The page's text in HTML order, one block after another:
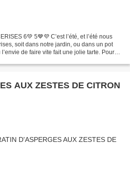
6💚 5💙💜 C’est l’été, et l’été nous
soit dans notre jardin, ou dans un pot
de faire vite fait une jolie tarte. Pour
AUX ZESTES DE CITRON